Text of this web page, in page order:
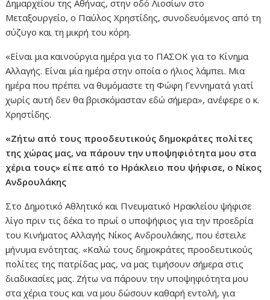
Δημαρχείου της Αθήνας, στην οδό Λιοσίων στο
Μεταξουργείο, ο Παύλος Χρηστίδης, συνοδευόμενος από τη
σύζυγο και τη μικρή του κόρη.
«Είναι μια καινούργια ημέρα για το ΠΑΣΟΚ για το Κίνημα
Αλλαγής. Είναι μία ημέρα στην οποία ο ήλιος λάμπει. Μια
ημέρα που πρέπει να θυμόμαστε τη Φώφη Γεννηματά γιατί
χωρίς αυτή δεν θα βρισκόμασταν εδώ σήμερα», ανέφερε ο κ.
Χρηστίδης.
«Ζήτω από τους προοδευτικούς δημοκράτες πολίτες
της χώρας μας, να πάρουν την υποψηφιότητα μου στα
χέρια τους» είπε από το Ηράκλειο που ψήφισε, ο Νίκος
Ανδρουλάκης
Στο Δημοτικό Αθλητικό και Πνευματικό Ηρακλείου ψήφισε
λίγο πριν τις δέκα το πρωί ο υποψήφιος για την προεδρία
του Κινήματος Αλλαγής Νίκος Ανδρουλάκης, που έστειλε
μήνυμα ενότητας. «Καλώ τους δημοκράτες προοδευτικούς
πολίτες της πατρίδας μας, να μας τιμήσουν σήμερα στις
διαδικασίες μας. Ζήτω να πάρουν την υποψηφιότητα μου
στα χέρια τους και να μου δώσουν καθαρή εντολή, για